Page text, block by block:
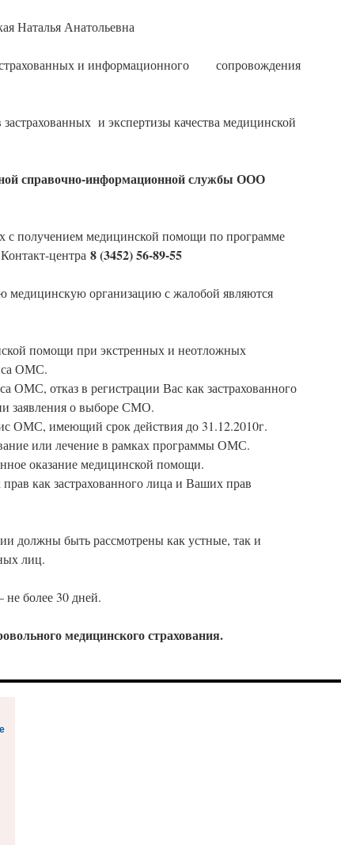
Наталья Анатольевна
и информационного сопровождения
и экспертизы качества медицинской
справочно-информационной службы ООО
с получением медицинской помощи по программе
центра 8 (3452) 56-89-55
медицинскую организацию с жалобой являются
помощи при экстренных и неотложных
ОМС.
ОМС, отказ в регистрации Вас как застрахованного
заявления о выборе СМО.
ОМС, имеющий срок действия до 31.12.2010г.
или лечение в рамках программы ОМС.
оказание медицинской помощи.
как застрахованного лица и Ваших прав
должны быть рассмотрены как устные, так и
лиц.
более 30 дней.
медицинского страхования.